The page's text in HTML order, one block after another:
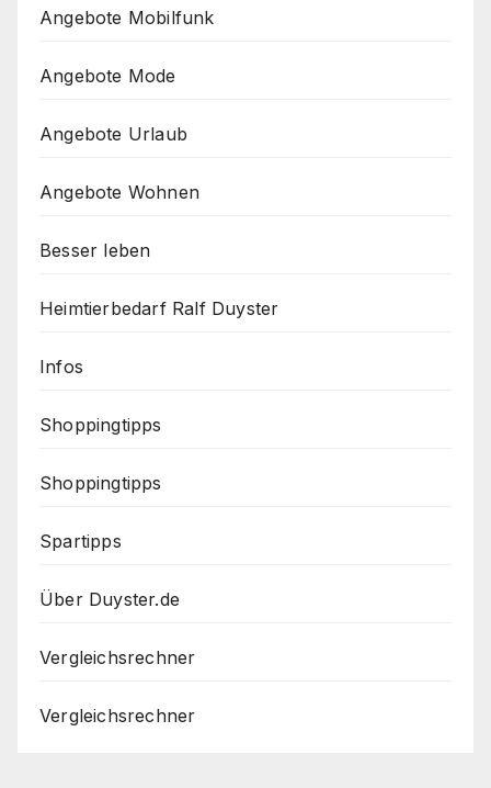
Angebote Mobilfunk
Angebote Mode
Angebote Urlaub
Angebote Wohnen
Besser leben
Heimtierbedarf Ralf Duyster
Infos
Shoppingtipps
Shoppingtipps
Spartipps
Über Duyster.de
Vergleichsrechner
Vergleichsrechner